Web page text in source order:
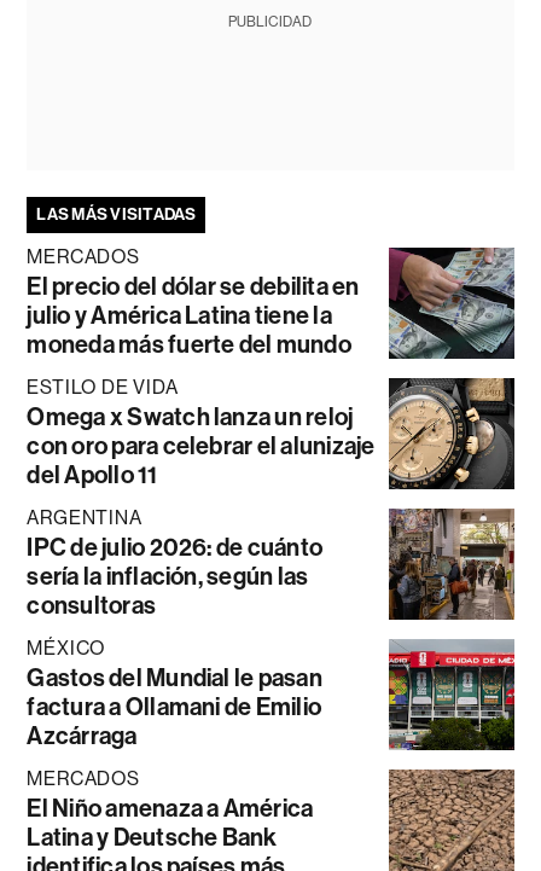
PUBLICIDAD
LAS MÁS VISITADAS
MERCADOS
El precio del dólar se debilita en
julio y América Latina tiene la
moneda más fuerte del mundo
ESTILO DE VIDA
Omega x Swatch lanza un reloj
con oro para celebrar el alunizaje
del Apollo 11
ARGENTINA
IPC de julio 2026: de cuánto
sería la inflación, según las
consultoras
MÉXICO
Gastos del Mundial le pasan
factura a Ollamani de Emilio
Azcárraga
MERCADOS
El Niño amenaza a América
Latina y Deutsche Bank